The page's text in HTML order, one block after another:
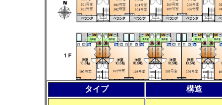
タイプ 構造